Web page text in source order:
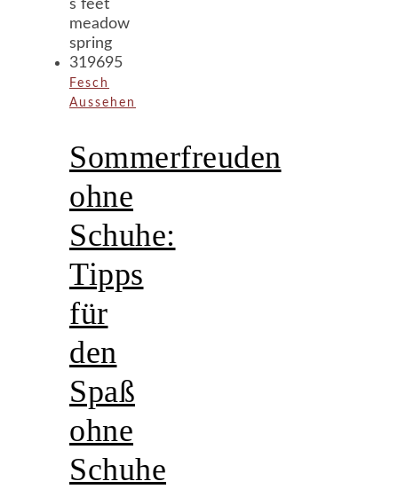
Fesch
Aussehen
Sommerfreuden
ohne
Schuhe:
Tipps
für
den
Spaß
ohne
Schuhe